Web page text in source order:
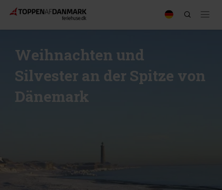
Weihnachten und
Silvester an der Spitze von
Dänemark